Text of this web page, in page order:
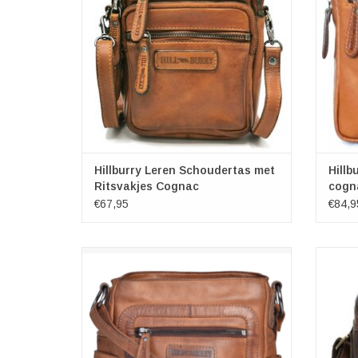
Hillburry Leren Schoudertas met
Ritsvakjes Cognac
€67,95
Degelijk, praktisch maar ook comfortabel en
elegant. Hoge kwaliteit. Scherp geprijsd.
TOEVOEGEN AAN WINKELWAGEN